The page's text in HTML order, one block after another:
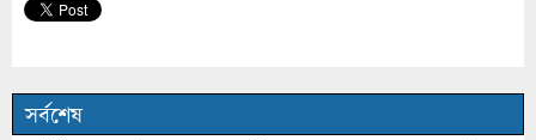
সর্বশেষ